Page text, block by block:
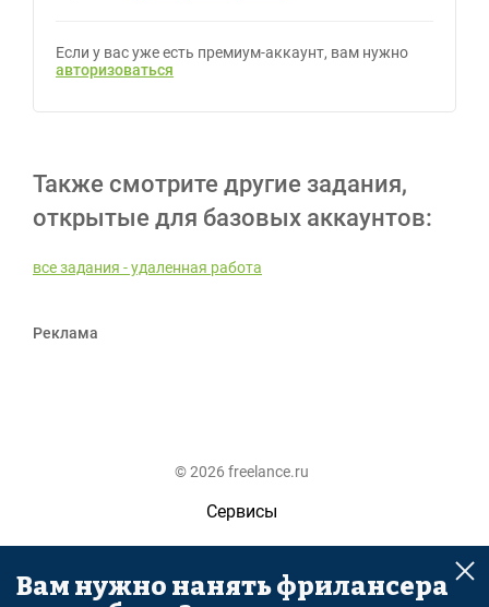
Если у вас уже есть премиум-аккаунт, вам нужно
авторизоваться
Также смотрите другие задания,
открытые для базовых аккаунтов:
все задания - удаленная работа
Реклама
© 2026 freelance.ru
Сервисы
Помощь
Поиск
Вам нужно нанять фрилансера